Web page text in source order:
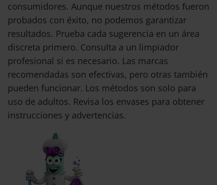
consumidores. Aunque nuestros métodos fueron
probados con éxito, no podemos garantizar
resultados. Prueba cada sugerencia en un área
discreta primero. Consulta a un limpiador
profesional si es necesario. Las marcas
recomendadas son efectivas, pero otras también
pueden funcionar. Los métodos son solo para
uso de adultos. Revisa los envases para obtener
instrucciones y advertencias.